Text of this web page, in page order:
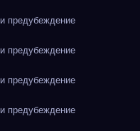
предубеждение
предубеждение
предубеждение
предубеждение